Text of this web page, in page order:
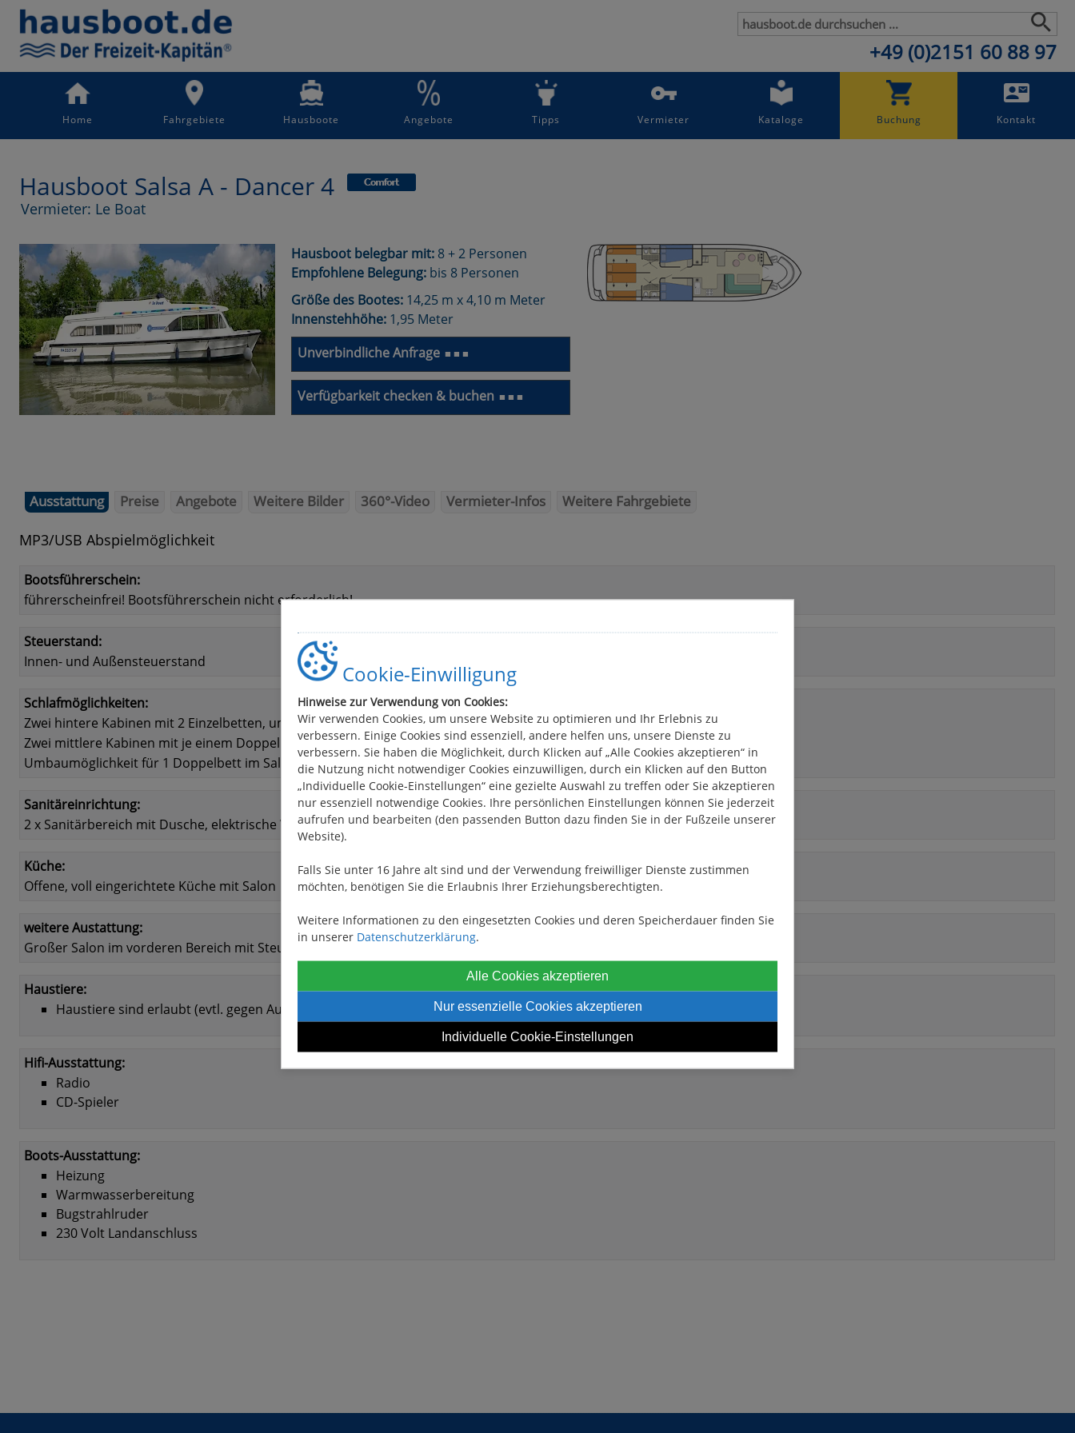
Cookie-Einwilligung
Hinweise zur Verwendung von Cookies:
Wir verwenden Cookies, um unsere Website zu optimieren und Ihr Erlebnis zu
verbessern. Einige Cookies sind essenziell, andere helfen uns, unsere Dienste zu
verbessern. Sie haben die Möglichkeit, durch Klicken auf „Alle Cookies akzeptieren“ in
die Nutzung nicht notwendiger Cookies einzuwilligen, durch ein Klicken auf den Button
„Individuelle Cookie-Einstellungen“ eine gezielte Auswahl zu treffen oder Sie akzeptieren
nur essenziell notwendige Cookies. Ihre persönlichen Einstellungen können Sie jederzeit
aufrufen und bearbeiten (den passenden Button dazu finden Sie in der Fußzeile unserer
Website).
Falls Sie unter 16 Jahre alt sind und der Verwendung freiwilliger Dienste zustimmen
möchten, benötigen Sie die Erlaubnis Ihrer Erziehungsberechtigten.
Weitere Informationen zu den eingesetzten Cookies und deren Speicherdauer finden Sie
in unserer Datenschutzerklärung.
Alle Cookies akzeptieren
Nur essenzielle Cookies akzeptieren
Individuelle Cookie-Einstellungen
+49 (0)2151 60 88 97
Home Fahrgebiete Hausboote Angebote Tipps Vermieter Kataloge Buchung Kontakt
Hausboot Salsa A - Dancer 4
Vermieter: Le Boat
Hausboot belegbar mit: 8 + 2 Personen
Empfohlene Belegung: bis 8 Personen
Größe des Bootes: 14,25 m x 4,10 m Meter
Innenstehhöhe: 1,95 Meter
Unverbindliche Anfrage ■ ■ ■
Verfügbarkeit checken & buchen ■ ■ ■
Ausstattung Preise Angebote Weitere Bilder 360°-Video Vermieter-Infos Weitere Fahrgebiete
MP3/USB Abspielmöglichkeit
Bootsführerschein:
führerscheinfrei! Bootsführerschein nicht erforderlich!
Steuerstand:
Innen- und Außensteuerstand
Schlafmöglichkeiten:
Zwei hintere Kabinen mit 2 Einzelbetten, umwandelbar zu einem Doppelbett.
Zwei mittlere Kabinen mit je einem Doppelbett.
Umbaumöglichkeit für 1 Doppelbett im Salon.
Sanitäreinrichtung:
2 x Sanitärbereich mit Dusche, elektrische WC's und Waschbecken
Küche:
Offene, voll eingerichtete Küche mit Salon
weitere Austattung:
Großer Salon im vorderen Bereich mit Steuerposition, Sitzgruppe kann zu einem Doppelbett umgewandelt werden
Haustiere:
Haustiere sind erlaubt (evtl. gegen Aufpreis)
Hifi-Ausstattung:
Radio
CD-Spieler
Boots-Ausstattung:
Heizung
Warmwasserbereitung
Bugstrahlruder
230 Volt Landanschluss